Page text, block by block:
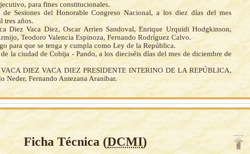
para fines constitucionales.
Sesiones del Honorable Congreso Nacional, a los diez días del mes
tres años.
Diez Vaca Diez, Oscar Arrien Sandoval, Enrique Urquidi Hodgkinson,
Teodoro Valencia Espinoza, Fernando Rodríguez Calvo.
para que se tenga y cumpla como Ley de la República.
la ciudad de Cobija - Pando, a los dieciséis días del mes de diciembre de
DIEZ VACA DIEZ PRESIDENTE INTERINO DE LA REPÚBLICA,
Neder, Fernando Antezana Aranibar.
Ficha Técnica (DCMI)